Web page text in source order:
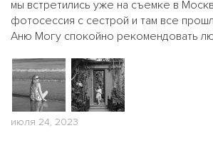
мы встретились уже на съемке в
фотосессия с сестрой и там все
Аню Могу спокойно рекомендовать
июля 24, 2023